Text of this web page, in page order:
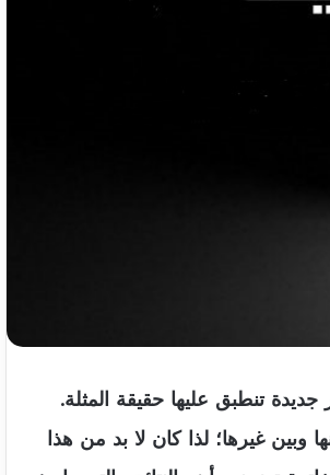
تنطبق عليها حقيقة المثلة.
وبين غيرها؛ لذا كان لا بد من هذا